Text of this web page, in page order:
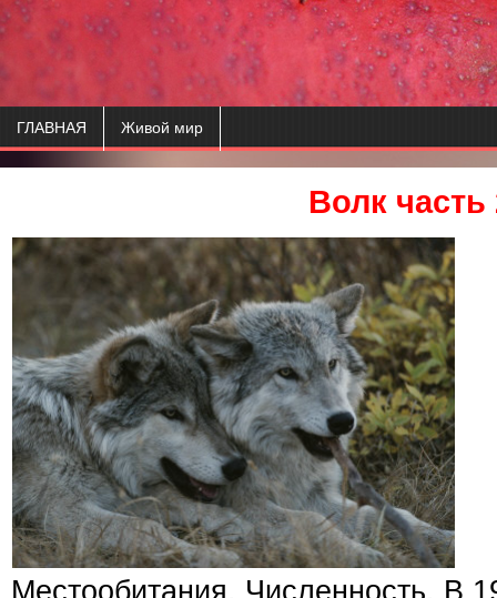
ГЛАВНАЯ Живой мир
Волк часть
Местообитания. Численность. В